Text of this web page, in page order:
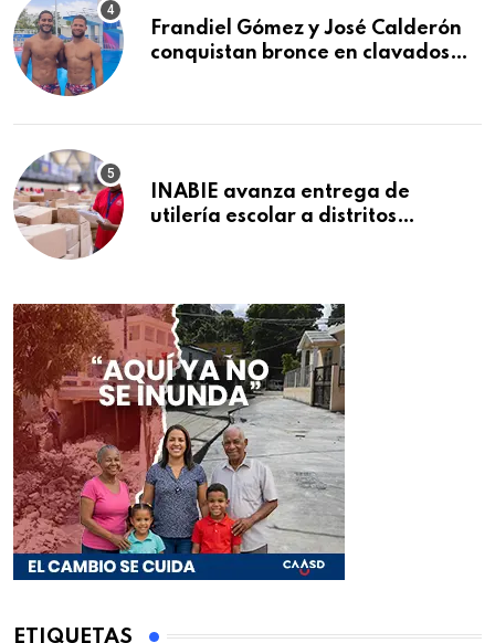
Frandiel Gómez y José Calderón
conquistan bronce en clavados
INABIE avanza entrega de
utilería escolar a distritos
ETIQUETAS